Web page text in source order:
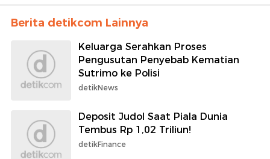
Berita detikcom Lainnya
Keluarga Serahkan Proses
Pengusutan Penyebab Kematian
Sutrimo ke Polisi
detikNews
Deposit Judol Saat Piala Dunia
Tembus Rp 1,02 Triliun!
detikFinance